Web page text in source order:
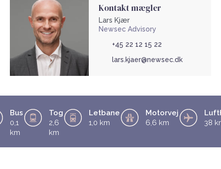
Kontakt mægler
Lars Kjær
Newsec Advisory
+45 22 12 15 22
lars.kjaer@newsec.dk
Bus
0,1
km
Tog
2,6
km
Letbane
1,0 km
Motorvej
6,6 km
38